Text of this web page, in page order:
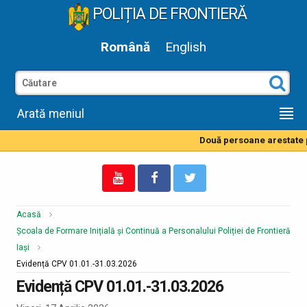
POLIȚIA DE FRONTIERĂ
Română English
Arată meniul
Două persoane
Acasă
Școala de Formare Inițială și Continuă a Personalului Poliției de Frontieră
Iași
Evidență CPV 01.01.-31.03.2026
Evidență CPV 01.01.-31.03.2026